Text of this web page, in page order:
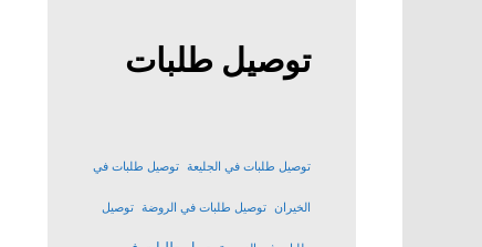
توصيل طلبات
توصيل طلبات في الجليعة توصيل طلبات في
الخيران توصيل طلبات في الروضة توصيل